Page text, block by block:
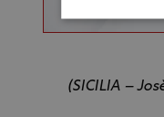
(SICILIA –